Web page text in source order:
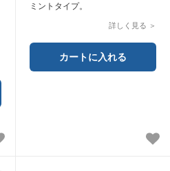
ミントタイプ。
詳しく見る ＞